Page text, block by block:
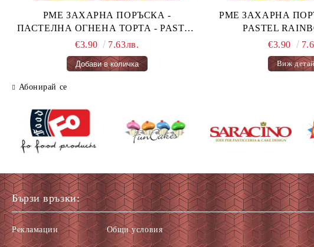
PME ЗАХАРНА ПОРЪСКА -
ПАСТЕЛНА ОГНЕНА ТОРТА - PASTEL
FAIRY CAKES 66 гр.
€3.90 7.63лв.
PME ЗАХАРНА ПОРЪСКА
€3.90
Виж
Абонирай се
Бързи връзки:
Рекламации Общи условия